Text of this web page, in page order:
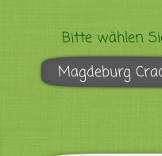
Bitte wählen
Magdeburg